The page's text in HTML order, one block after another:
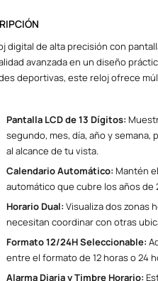
digital de alta precisión con
avanzada en un diseño
deportivas, este reloj ofrece
Pantalla LCD de 13 Dígitos:
segundo, mes, día, año y
al alcance de tu vista.
Calendario Automático: Mantén
automático que cubre los años de
Horario Dual: Visualiza dos zonas
necesitan coordinar con otras
Formato 12/24H Seleccionable:
entre el formato de 12 horas o 24
Alarma Diaria y Timbre Horario: